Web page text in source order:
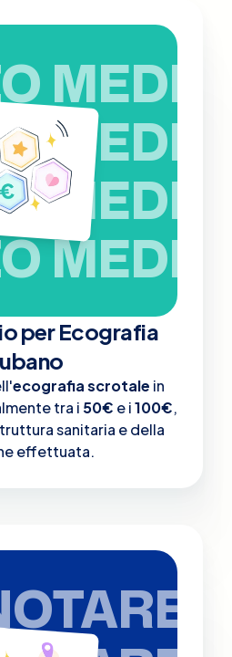
MEDIO
MEDIO
MEDIO
MEDIO
per Ecografia
ecografia scrotale in
tra i 50€ e i100€,
sanitaria e della
effettuata.